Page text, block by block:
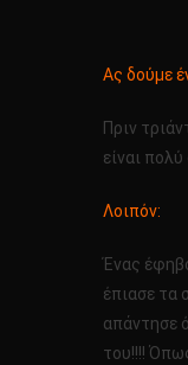
Ας δούμε
Πριν
είναι
Λοιπόν:
Ένας
έπιασε τα
απάντησε
του!!!!